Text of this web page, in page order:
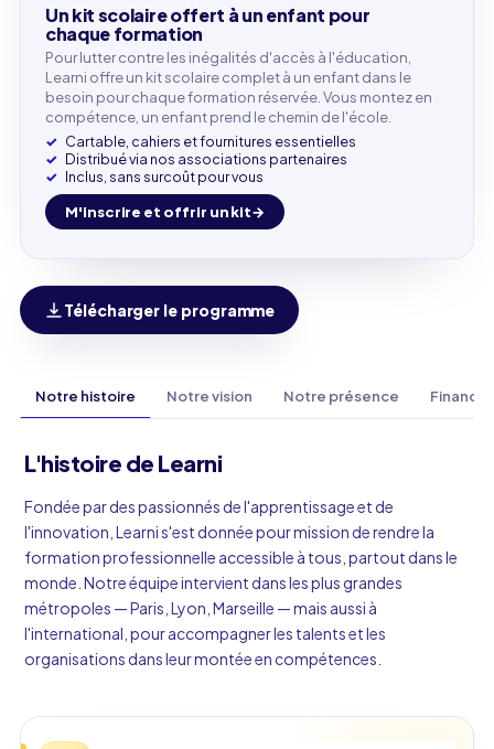
Un kit scolaire offert à un enfant pour
chaque formation
Pour lutter contre les inégalités d'accès à l'éducation,
Learni offre un kit scolaire complet à un enfant dans le
besoin pour chaque formation réservée. Vous montez en
compétence, un enfant prend le chemin de l'école.
Cartable, cahiers et fournitures essentielles
Distribué via nos associations partenaires
Inclus, sans surcoût pour vous
M'inscrire et offrir un kit
Télécharger le programme
Notre histoire Notre vision Notre présence
L'histoire de Learni
Fondée par des passionnés de l'apprentissage et de
l'innovation, Learni s'est donnée pour mission de rendre la
formation professionnelle accessible à tous, partout dans le
monde. Notre équipe intervient dans les plus grandes
métropoles — Paris, Lyon, Marseille — mais aussi à
l'international, pour accompagner les talents et les
organisations dans leur montée en compétences.